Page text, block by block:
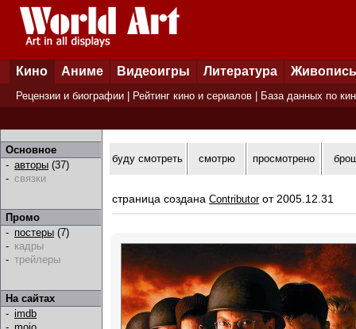
Кино Аниме Видеоигры Литература Живопись
Рецензии и биографии Рейтинг кино и сериалов База данных по
Основное
- авторы (37)
- связки
Промо
- постеры (7)
- кадры
- трейлеры
На сайтах
- imdb
буду смотреть смотрю просмотрено
страница создана Contributorот 2005.12.31